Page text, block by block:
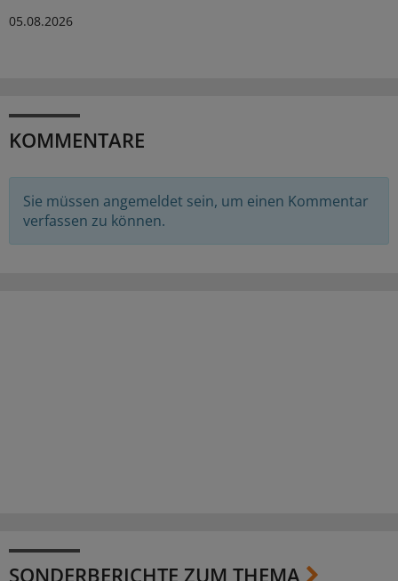
05.08.2026
KOMMENTARE
Sie müssen angemeldet sein, um einen Kommentar
verfassen zu können.
SONDERBERICHTE ZUM THEMA